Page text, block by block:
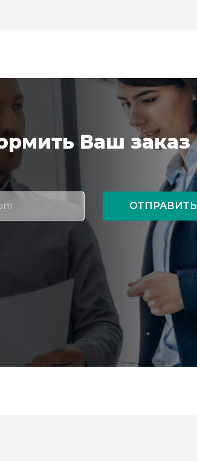
Ваш заказ
ОТПРАВИТЬ